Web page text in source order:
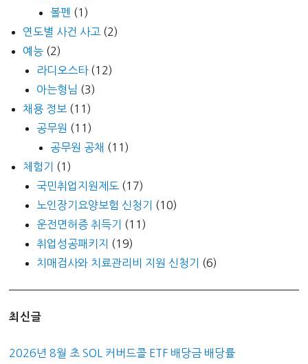
볼펜 (1)
연도별 사건 사고 (2)
예능 (2)
라디오스타(12)
아는형님 (3)
채용 정보 (11)
공무원 (11)
공무원 공채 (11)
체험기
(1)
국민취업지원제도 (17)
노인장기요양보험 신청기
(10)
운전면허증 취득기
(11)
취업성공패키지
(19)
치매검사와 치료관리비 지원 신청기
(6)
최신글
2026년 8월 초 SOL 커버드콜 ETF 배당금 배당률